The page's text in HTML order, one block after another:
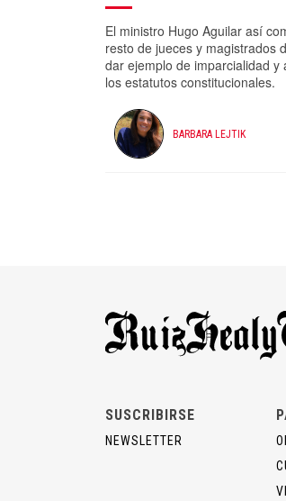
El ministro Hugo Aguilar así
resto de jueces y magistrados
dar ejemplo de imparcialidad y
los estatutos constitucionales.
BARBARA LEJTIK
SUSCRIBIRSE
NEWSLETTER